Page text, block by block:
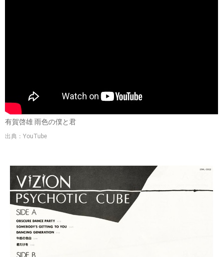
有賀啓雄 雨色の僕と君
出典：YouTube